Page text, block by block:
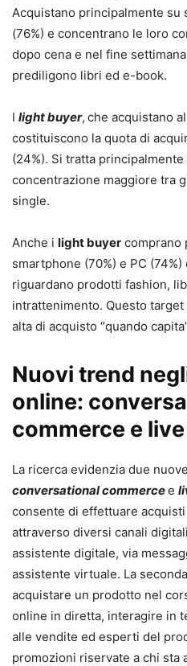
Acquistano principalmente su
(76%) e concentrano le loro
dopo cena e nel fine
prediligono libri ed e-book.
I light buyer, che acquistano
costituiscono la quota di
(24%). Si tratta
concentrazione maggiore tra
single.
Anche i light buyer comprano
smartphone (70%) e PC
riguardano prodotti fashion,
intrattenimento. Questo
alta di acquisto “quando
Nuovi trend
online:
commerce e
La ricerca evidenzia due
conversational commercee
consente di effettuare
attraverso diversi canali
assistente digitale, via
assistente virtuale. La
acquistare un prodotto nel
online in diretta, interagire in
alle vendite ed esperti del
promozioni riservate a chi sta